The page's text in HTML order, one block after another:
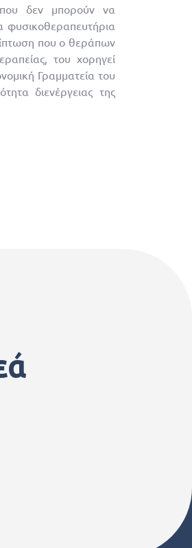
δεν μπορούν να
φυσικοθεραπευτήρια
που ο θεράπων
του χορηγεί
Γραμματεία του
διενέργειας της